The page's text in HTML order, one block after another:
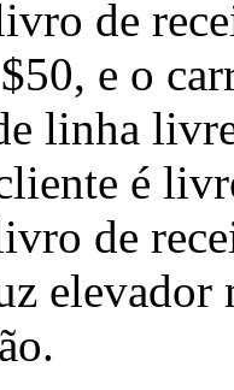
de
e o
linha
é
de